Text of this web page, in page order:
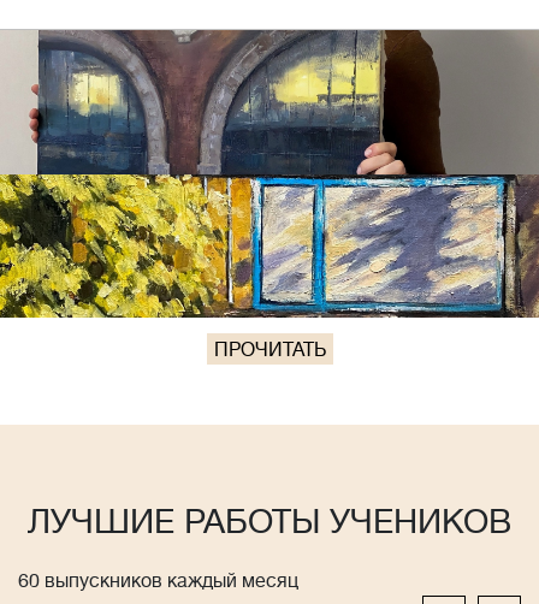
ПРОЧИТАТЬ
ЛУЧШИЕ РАБОТЫ УЧЕНИКОВ
60 выпускников каждый месяц